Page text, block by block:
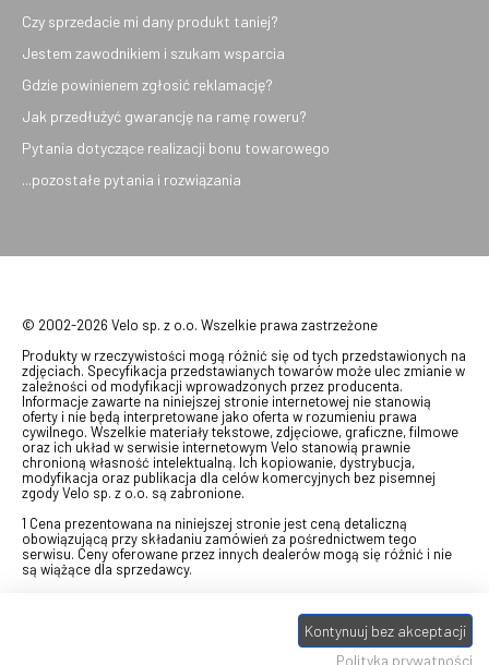
Czy sprzedacie mi dany produkt taniej?
Jestem zawodnikiem i szukam wsparcia
Gdzie powinienem zgłosić reklamację?
Jak przedłużyć gwarancję na ramę roweru?
Pytania dotyczące realizacji bonu towarowego
...pozostałe pytania i rozwiązania
© 2002-2026 Velo sp. z o.o. Wszelkie prawa zastrzeżone
Produkty w rzeczywistości mogą różnić się od tych przedstawionych na
zdjęciach. Specyfikacja przedstawianych towarów może ulec zmianie w
zależności od modyfikacji wprowadzonych przez producenta.
Informacje zawarte na niniejszej stronie internetowej nie stanowią
oferty i nie będą interpretowane jako oferta w rozumieniu prawa
cywilnego. Wszelkie materiały tekstowe, zdjęciowe, graficzne, filmowe
oraz ich układ w serwisie internetowym Velo stanowią prawnie
chronioną własność intelektualną. Ich kopiowanie, dystrybucja,
modyfikacja oraz publikacja dla celów komercyjnych bez pisemnej
zgody Velo sp. z o.o. są zabronione.
1 Cena prezentowana na niniejszej stronie jest ceną detaliczną
obowiązującą przy składaniu zamówień za pośrednictwem tego
serwisu. Ceny oferowane przez innych dealerów mogą się różnić i nie
są wiążące dla sprzedawcy.
swój bon" na towary z oferty VELO, aktualnie dostępnej na stronie
, w ramach sprzedaży premiowej. Dowiedz się jak
stronie promocji. Prezentowana wartość
eBonu uwzględnia fakt wyrażenia - w procesie rejestracji w Panelu
Kontynuuj bez akceptacji
Polityka prywatności